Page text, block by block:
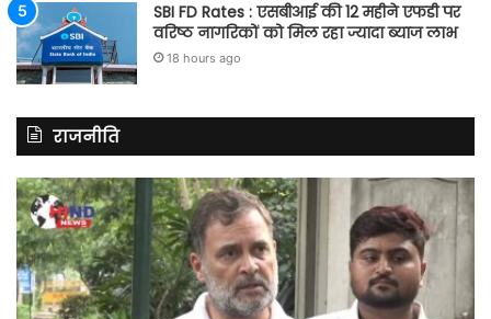
SBI FD Rates : एसबीआई की 12 महीने एफडी पर
वरिष्ठ नागरिकों को मिल रहा ज्यादा ब्याज लाभ
18 hours ago
राजनीति